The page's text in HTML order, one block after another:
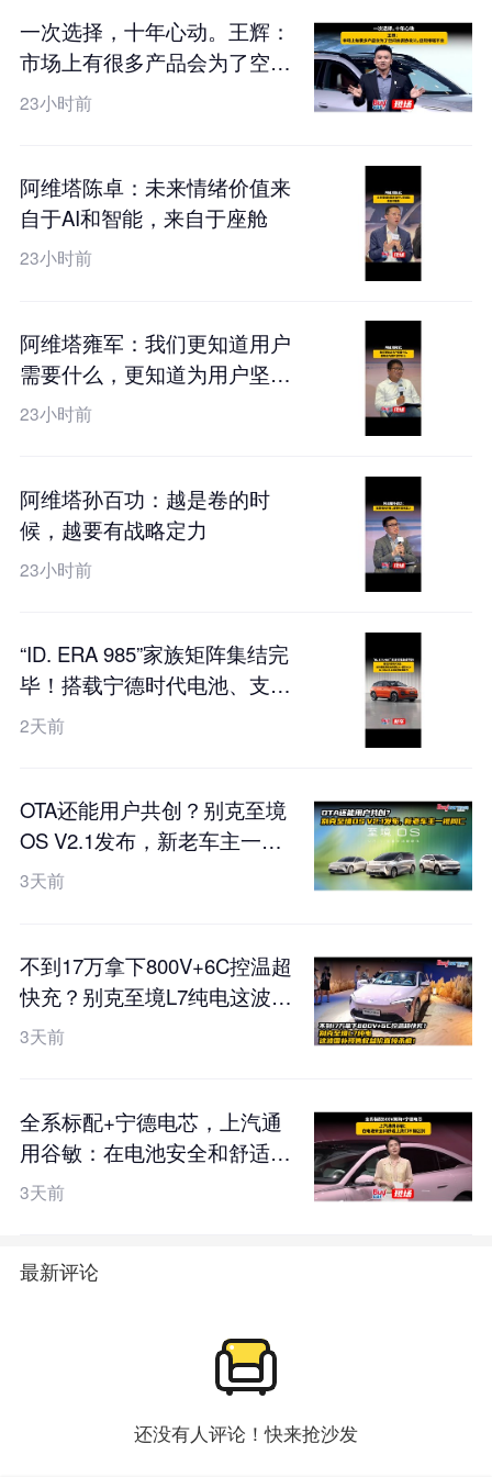
一次选择，十年心动。王辉：
市场上有很多产品会为了空间
去妥协设计，但阿维塔不会
23小时前
阿维塔陈卓：未来情绪价值来
自于AI和智能，来自于座舱
23小时前
阿维塔雍军：我们更知道用户
需要什么，更知道为用户坚守
什么
23小时前
阿维塔孙百功：越是卷的时
候，越要有战略定力
23小时前
“ID. ERA 985”家族矩阵集结完
毕！搭载宁德时代电池、支持
真端到端全场景L2++城市
2天前
OTA还能用户共创？别克至境
OS V2.1发布，新老车主一视
同仁
3天前
不到17万拿下800V+6C控温超
快充？别克至境L7纯电这波国
补预售权益价直接杀疯！
3天前
全系标配+宁德电芯，上汽通
用谷敏：在电池安全和舒适上
我们不搞区别
3天前
最新评论
还没有人评论！快来抢沙发